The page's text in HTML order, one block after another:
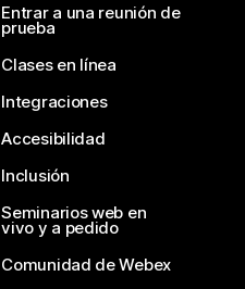
Entrar a una reunión de
prueba
Clases en línea
Integraciones
Accesibilidad
Inclusión
Seminarios web en
vivo y a pedido
Comunidad de Webex